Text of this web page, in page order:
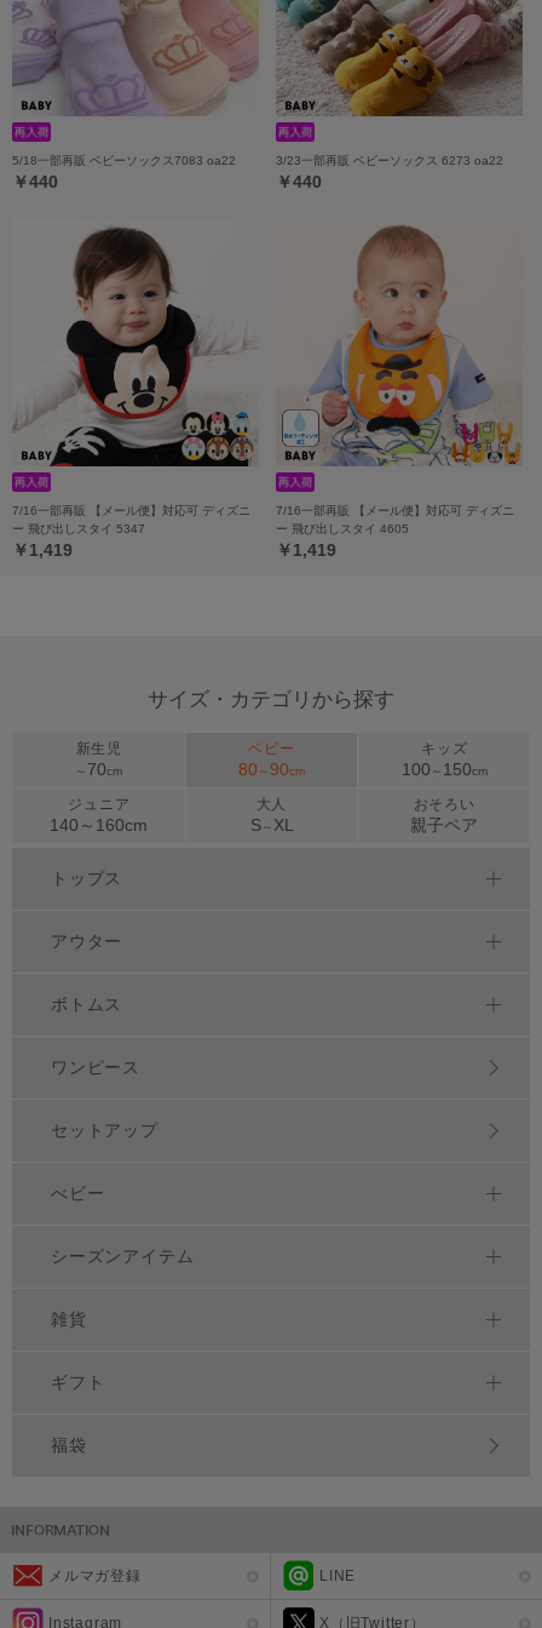
5/18一部再販 ベビーソックス7083 oa22
￥440
3/23一部再販 ベビーソックス 6273 oa22
￥440
7/16一部再販 【メール便】対応可 ディズニ
ー 飛び出しスタイ 5347
￥1,419
7/16一部再販 【メール便】対応可 ディズニ
ー 飛び出しスタイ 4605
￥1,419
サイズ・カテゴリから探す
新生児
～ 70cm
ベビー
80 ～90cm
キッズ
100 ～ 150cm
ジュニア
140～ 160cm
大人
S～ XL
おそろい
親子ペア
トップス
アウター
ボトムス
ワンピース
セットアップ
べビー
シーズンアイテム
雑貨
ギフト
福袋
メルマガ登録 LINE
Instagram X（旧Twitter）